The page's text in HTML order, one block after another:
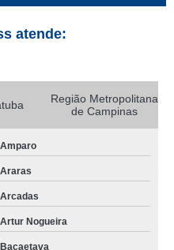
atende:
Região Metropolitana
de Campinas
Amparo
Araras
Arcadas
Artur Nogueira
Bacaetava